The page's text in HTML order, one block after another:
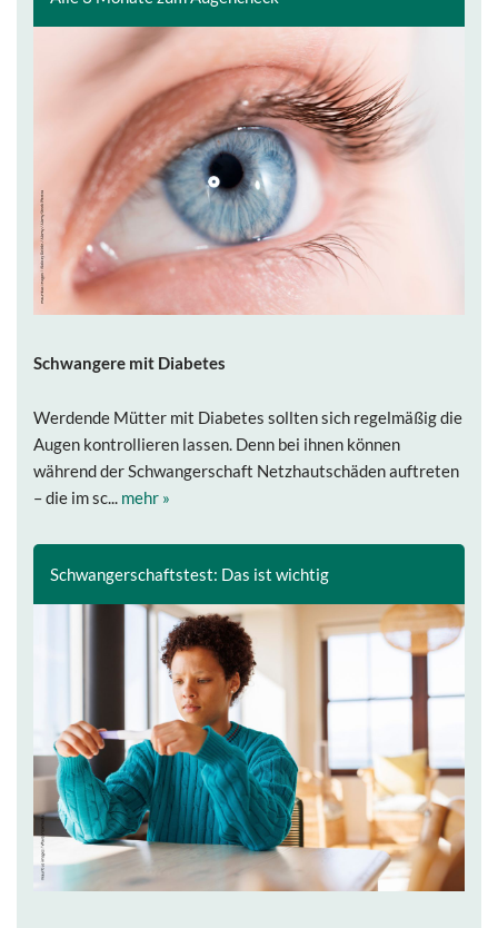
Schwangere mit Diabetes
Werdende Mütter mit Diabetes sollten sich regelmäßig die
Augen kontrollieren lassen. Denn bei ihnen können
während der Schwangerschaft Netzhautschäden auftreten
– die im sc... mehr »
Schwangerschaftstest: Das ist wichtig